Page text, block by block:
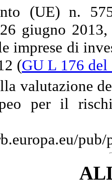
(UE) n.
giugno
imprese di
(GU L 176 del
valutazione
per il